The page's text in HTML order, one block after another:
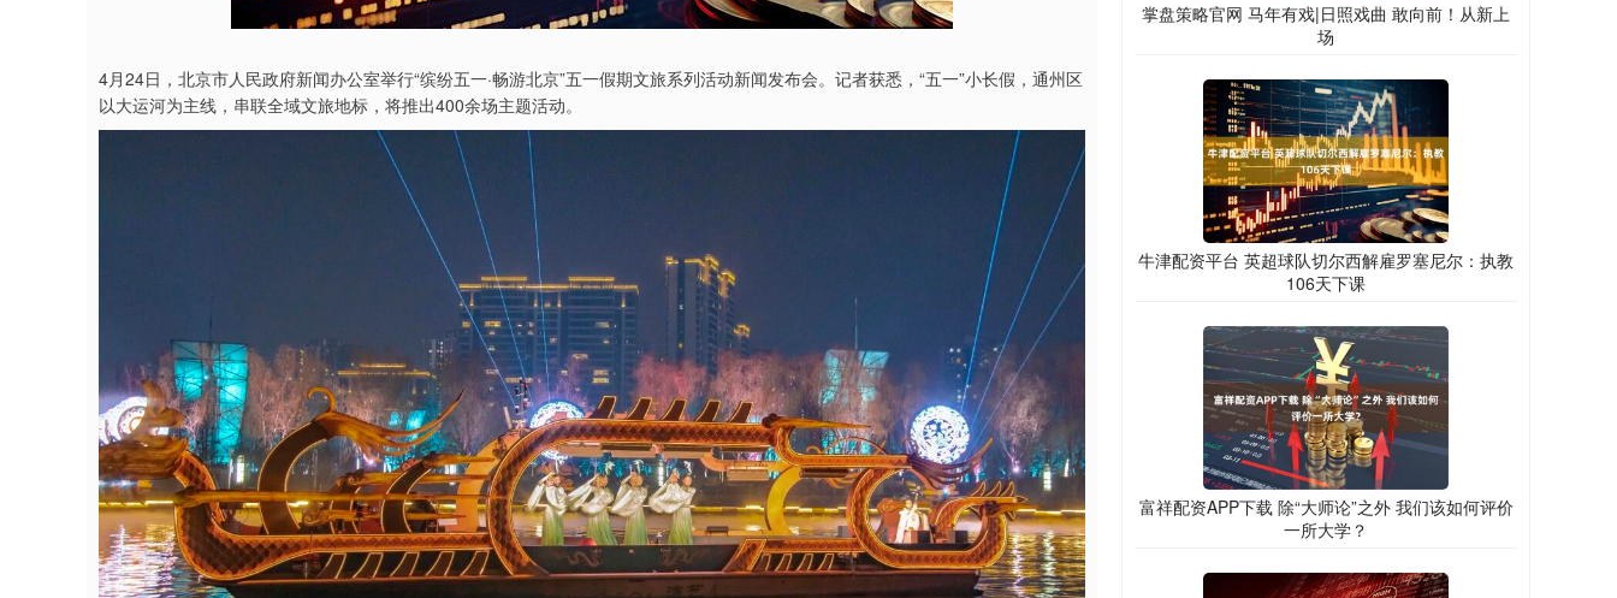
4月24日，北京市人民政府新闻办公室举行“缤纷五一·畅游北京”五一假期文旅系列活动新闻发布会。记者获悉，“五一”小长假，通州区
以大运河为主线，串联全域文旅地标，将推出400余场主题活动。
掌盘策略官网 马年有戏|日照戏曲 敢向前！从新上
场
牛津配资平台 英超球队切尔西解雇罗塞尼尔：执教
106天下课
富祥配资APP下载 除“大师论”之外 我们该如何评价
一所大学？